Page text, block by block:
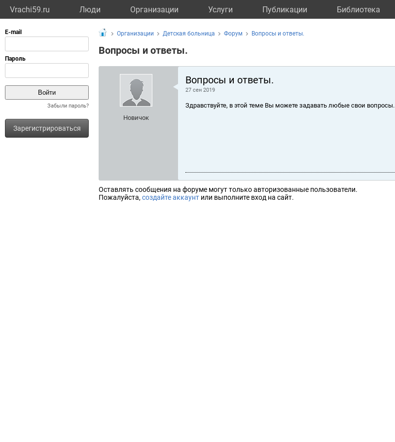
Vrachi59.ru Люди Организации Услуги Публикации Библиотека
Забыли пароль?
Зарегистрироваться
Организации Детская больница Форум Вопросы и ответы.
Вопросы и ответы.
Новичок
Вопросы и ответы.
27 сен 2019
Здравствуйте, в этой теме Вы можете задавать любые свои вопросы.
Оставлять сообщения на форуме могут только авторизованные пользователи.
Пожалуйста, создайте аккаунт или выполните вход на сайт.